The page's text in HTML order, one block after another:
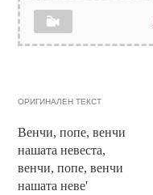
ОРИГИНАЛЕН ТЕКСТ
Венчи, попе, венчи
нашата невеста,
венчи, попе, венчи
нашата неве'